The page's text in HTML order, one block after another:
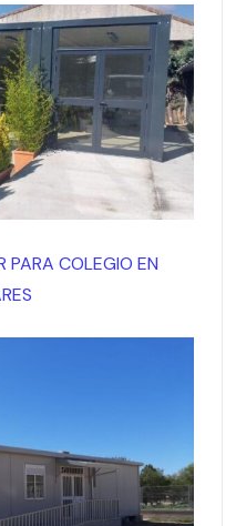
PARA COLEGIO EN